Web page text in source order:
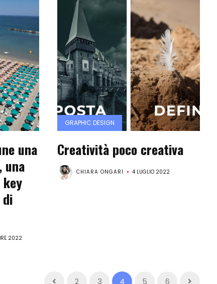
una
una
2022
GRAPHIC DESIGN
Creatività poco creativa
CHIARA ONGARI 4 LUGLIO 2022
2 3 4 5 6